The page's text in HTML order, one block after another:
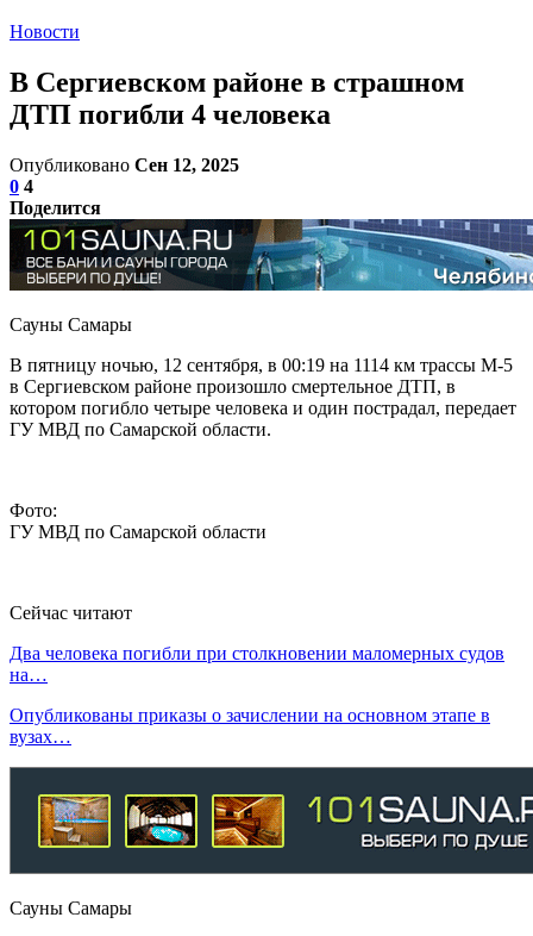
Новости
В Сергиевском районе в страшном
ДТП погибли 4 человека
Опубликовано Сен 12, 2025
0 4
Поделится
Сауны Самары
В пятницу ночью, 12 сентября, в 00:19 на 1114 км трассы М-5
в Сергиевском районе произошло смертельное ДТП, в
котором погибло четыре человека и один пострадал, передает
ГУ МВД по Самарской области.
Фото:
ГУ МВД по Самарской области
Сейчас читают
Два человека погибли при столкновении маломерных судов
на…
Опубликованы приказы о зачислении на основном этапе в
вузах…
Сауны Самары